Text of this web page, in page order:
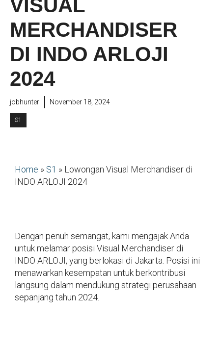
VISUAL
MERCHANDISER
DI INDO ARLOJI
2024
jobhunter November 18, 2024
S1
Home » S1 » Lowongan Visual Merchandiser di
INDO ARLOJI 2024
Dengan penuh semangat, kami mengajak Anda
untuk melamar posisi Visual Merchandiser di
INDO ARLOJI, yang berlokasi di Jakarta. Posisi ini
menawarkan kesempatan untuk berkontribusi
langsung dalam mendukung strategi perusahaan
sepanjang tahun 2024.